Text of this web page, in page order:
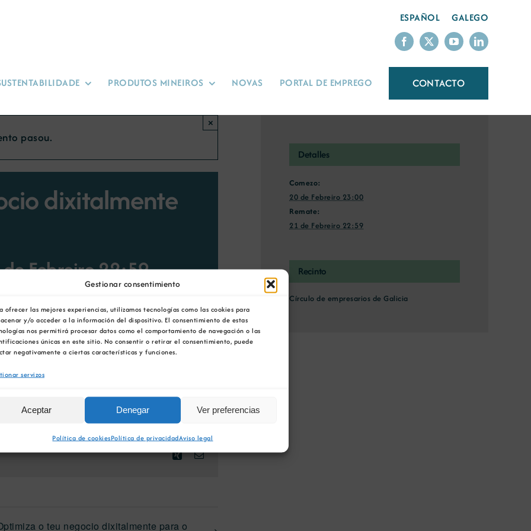
Gestionar consentimiento
ofrecer las mejores experiencias, utilizamos tecnologías como las cookies para
y/o acceder a la información del dispositivo. El consentimiento de estas
nos permitirá procesar datos como el comportamiento de navegación o las
únicas en este sitio. No consentir o retirar el consentimiento, puede
negativamente a ciertas características y funciones.
servizos
Aceptar Denegar Ver preferencias
Política de cookiesPolítica de privacidadAviso legal
ESPAÑOL GALEGO
PRODUTOS MINEIROS NOVAS PORTAL DE EMPREGO CONTACTO
pasou.
×
dixitalmente
Febreiro 22:59
AO CALENDARIO
Facebook
X BlueskyRedditLinkedInWhatsApp
TelegramTumblrPinterest
XingEmail
o teu negocio dixitalmente para o
Detalles
Comezo:
20 de Febreiro 23:00
Remate:
21 de Febreiro 22:59
Recinto
Círculo de empresarios de Galicia